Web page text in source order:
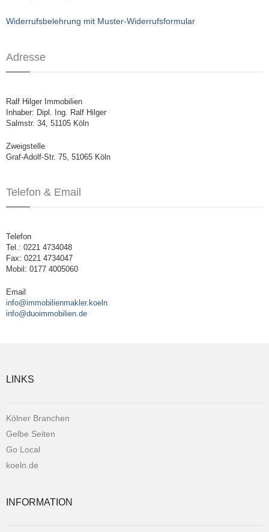
Widerrufsbelehrung mit Muster-Widerrufsformular
Adresse
Ralf Hilger Immobilien
Inhaber: Dipl. Ing. Ralf Hilger
Salmstr. 34, 51105 Köln
Zweigstelle
Graf-Adolf-Str. 75, 51065 Köln
Telefon & Email
Telefon
Tel.: 0221 4734048
Fax: 0221 4734047
Mobil: 0177 4005060
Email
info@immobilienmakler.koeln
info@duoimmobilien.de
LINKS
Kölner Branchen
Gelbe Seiten
Go Local
koeln.de
INFORMATION